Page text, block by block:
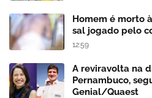
Homem é morto
sal jogado pelo
12:59
A reviravolta na
Pernambuco,
Genial/Quaest